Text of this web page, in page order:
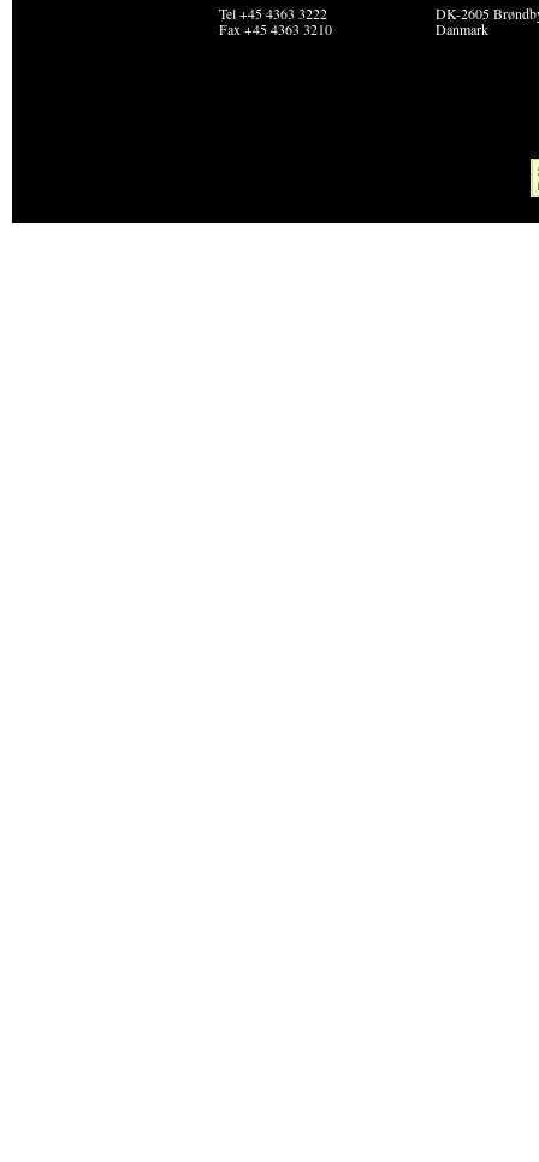
Tel +45 4363 3222
Fax +45 4363 3210
DK-2605
Danmark